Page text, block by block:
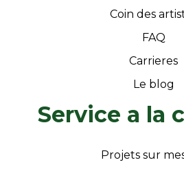
Coin des
FAQ
Carrieres
Le blog
Service a la
Projets sur